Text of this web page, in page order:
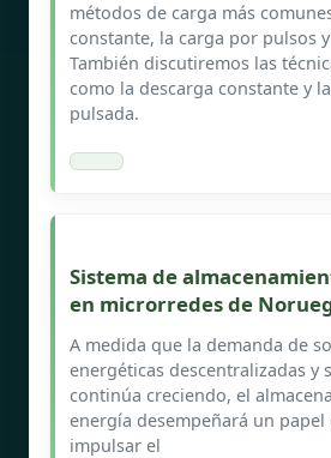
métodos de carga más
constante, la carga por pulsos
También discutiremos las
como la descarga constante y
pulsada.
Sistema de
en microrredes de
A medida que la demanda de
energéticas descentralizadas y
continúa creciendo, el
energía desempeñará un papel
impulsar el